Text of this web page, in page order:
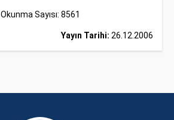
Okunma Sayısı: 8561
Yayın Tarihi: 26.12.2006